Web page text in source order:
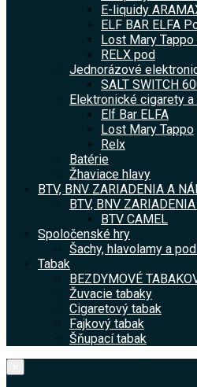
E-liquidy
ELF BAR ELFA
Lost Mary
RELX pod
Jednorázové
SALT SWITCH
Elektronické cigarety
Elf Bar ELFA
Lost Mary Tappo
Relx
Batérie
Žhaviace hlavy
BTV, BNV ZARIADENIA A
BTV, BNV
BTV CAMEL
Spoločenské hry
Šachy, hlavolamy a pod.
Tabak
BEZDYMOVÉ
Žuvacie tabaky
Cigaretový tabak
Fajkový tabak
Šňupací tabak